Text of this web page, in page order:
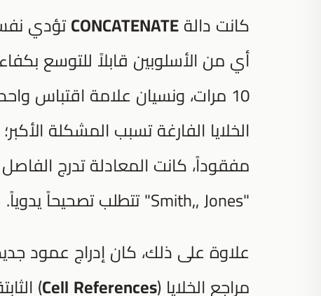
كانت دالةCONCATENATEتؤدي
10 مرات، ونسيان علامة اقتباس
الخلايا الفارغة تسبب المشكلة
مفقوداً، كانت المعادلة تدرج
"Smith,, Jones" تتطلب تصحيحاً يدوياً.
علاوة على ذلك، كان إدراج عمود
مراجع الخلايا (Cell References
)